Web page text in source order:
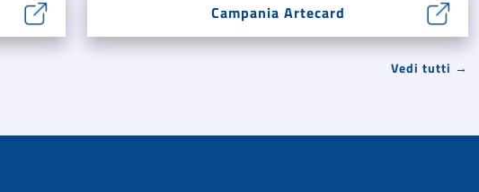
Campania Artecard
Vedi tutti →